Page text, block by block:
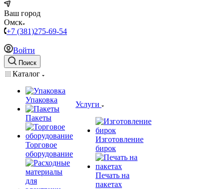
Ваш город
Омск
+7 (381)275-69-54
Войти
Поиск
Каталог
Упаковка
Пакеты
Торговое
оборудование
Услуги
Изготовление
бирок
Печать на
пакетах